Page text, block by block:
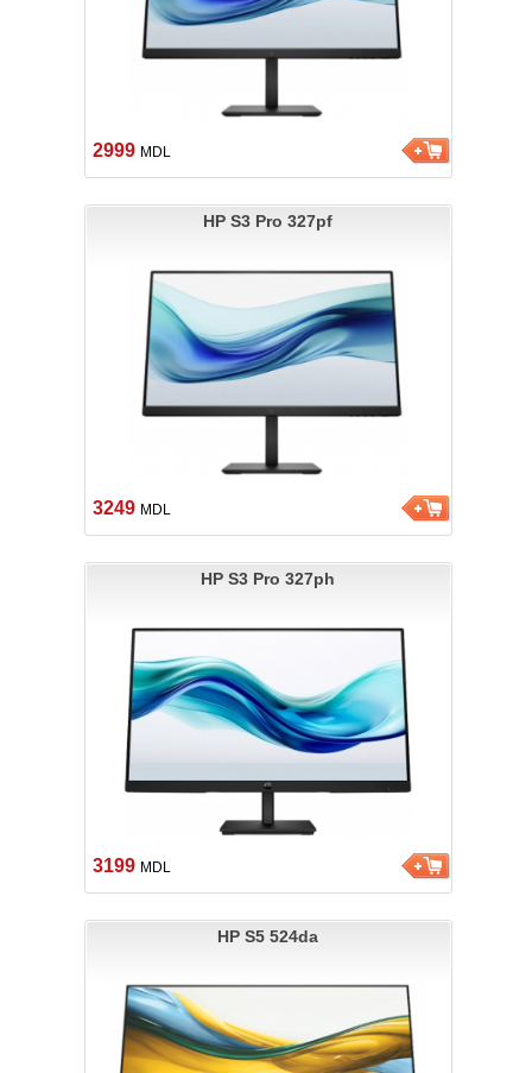
2999 MDL
HP S3 Pro 327pf
3249 MDL
HP S3 Pro 327ph
3199 MDL
HP S5 524da